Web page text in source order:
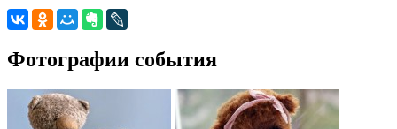
Фотографии события